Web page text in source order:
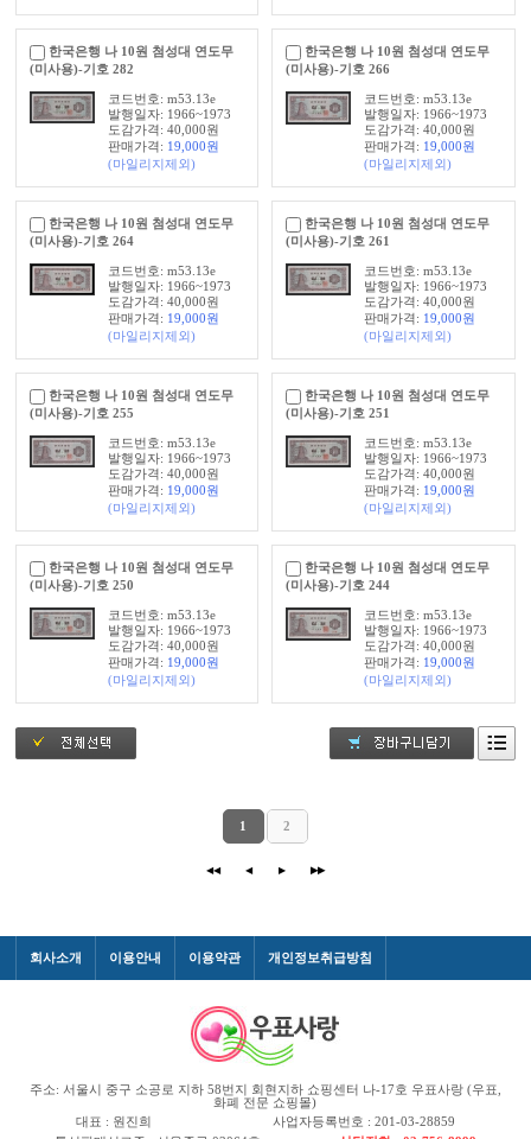
한국은행 나 10원 첨성대 연도무
(미사용)-기호 282
코드번호: m53.13e
발행일자: 1966~1973
도감가격: 40,000원
판매가격: 19,000원
(마일리지제외)
한국은행 나 10원 첨성대 연도무
(미사용)-기호 266
코드번호: m53.13e
발행일자: 1966~1973
도감가격: 40,000원
판매가격: 19,000원
(마일리지제외)
한국은행 나 10원 첨성대 연도무
(미사용)-기호 264
코드번호: m53.13e
발행일자: 1966~1973
도감가격: 40,000원
판매가격: 19,000원
(마일리지제외)
한국은행 나 10원 첨성대 연도무
(미사용)-기호 261
코드번호: m53.13e
발행일자: 1966~1973
도감가격: 40,000원
판매가격: 19,000원
(마일리지제외)
한국은행 나 10원 첨성대 연도무
(미사용)-기호 255
코드번호: m53.13e
발행일자: 1966~1973
도감가격: 40,000원
판매가격: 19,000원
(마일리지제외)
한국은행 나 10원 첨성대 연도무
(미사용)-기호 251
코드번호: m53.13e
발행일자: 1966~1973
도감가격: 40,000원
판매가격: 19,000원
(마일리지제외)
한국은행 나 10원 첨성대 연도무
(미사용)-기호 250
코드번호: m53.13e
발행일자: 1966~1973
도감가격: 40,000원
판매가격: 19,000원
(마일리지제외)
한국은행 나 10원 첨성대 연도무
(미사용)-기호 244
코드번호: m53.13e
발행일자: 1966~1973
도감가격: 40,000원
판매가격: 19,000원
(마일리지제외)
◀◀ ◀
1 2
▶ ▶▶
회사소개 이용안내 이용약관 개인정보취급방침
주소: 서울시 중구 소공로 지하 58번지 회현지하 쇼핑센터 나-17호 우표사랑 (우표,
화폐 전문 쇼핑몰)
대표 : 원진희
사업자등록번호 : 201-03-28859